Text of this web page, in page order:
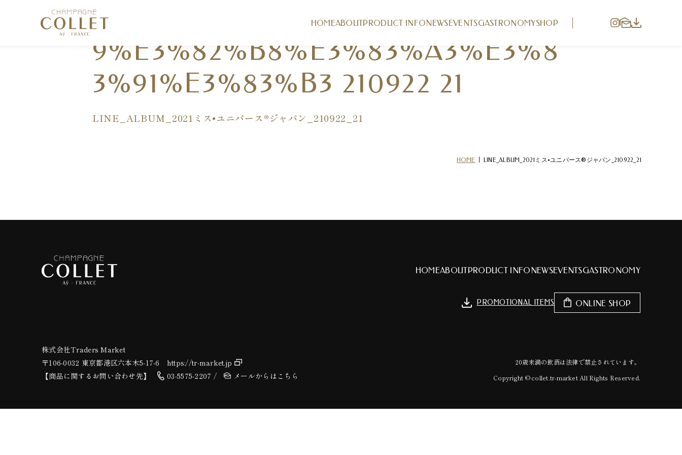
HOMEABOUTPRODUCT INFONEWSEVENTSGASTRONOMYSHOP
3%83%90%E3%83%BC%E3%82%B
9%E3%82%B8%E3%83%A3%E3%8
3%91%E3%83%B3 210922 21
LINE_ALBUM_2021ミス•ユニバース®ジャパン_210922_21
HOME | LINE_ALBUM_2021ミス•ユニバース®ジャパン_210922_21
HOMEABOUTPRODUCT INFONEWSEVENTSGASTRONOMY
株式会社Traders Market
〒106-0032 東京都港区六本木5-17-6
https://tr-market.jp
【商品に関するお問い合わせ先】
03-5575-2207 / メールからはこちら
PROMOTIONAL ITEMS ONLINE SHOP
20歳未満の飲酒は法律で禁止されています。
Copyright © collet.tr-market All Rights Reserved.